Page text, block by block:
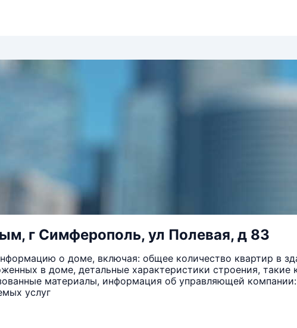
г Симферополь, ул Полевая, д 83
о доме, включая: общее количество квартир в
в доме, детальные характеристики строения, такие
материалы, информация об управляющей
услуг